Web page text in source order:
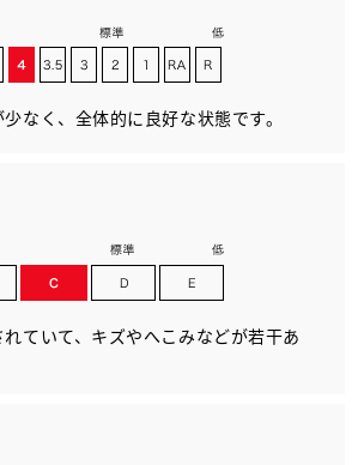
なく、全体的に良好な状態です。
ていて、キズやへこみなどが若干あ